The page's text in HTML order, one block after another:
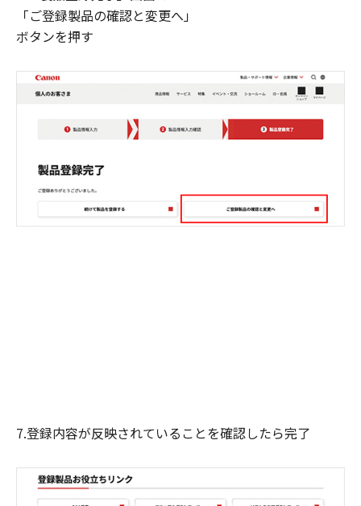
「ご登録製品の確認と変更へ」
ボタンを押す
7.登録内容が反映されていることを確認したら完了